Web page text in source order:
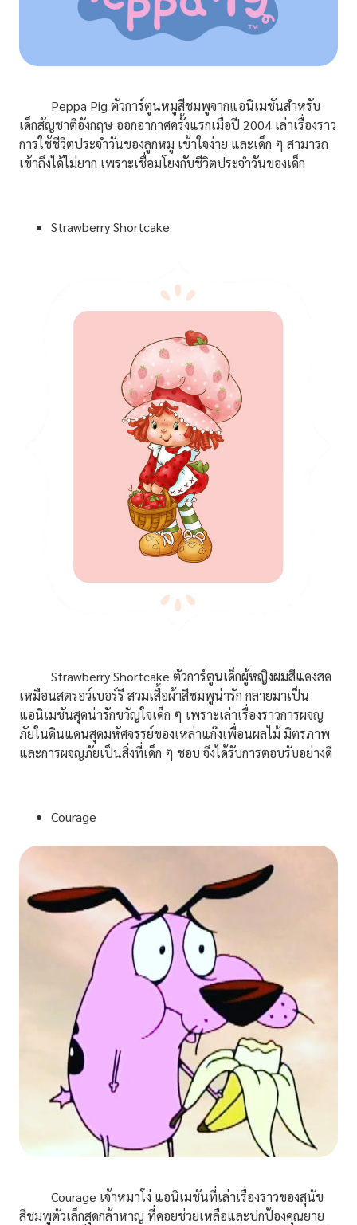
Peppa Pig ตัวการ์ตูนหมูสีชมพูจากแอนิเมชันสำหรับ
เด็กสัญชาติอังกฤษ ออกอากาศครั้งแรกเมื่อปี 2004 เล่าเรื่องราว
การใช้ชีวิตประจำวันของลูกหมู เข้าใจง่าย และเด็ก ๆ สามารถ
เข้าถึงได้ไม่ยาก เพราะเชื่อมโยงกับชีวิตประจำวันของเด็ก
Strawberry Shortcake
Strawberry Shortcake ตัวการ์ตูนเด็กผู้หญิงผมสีแดงสด
เหมือนสตรอว์เบอร์รี สวมเสื้อผ้าสีชมพูน่ารัก กลายมาเป็น
แอนิเมชันสุดน่ารักขวัญใจเด็ก ๆ เพราะเล่าเรื่องราวการผจญ
ภัยในดินแดนสุดมหัศจรรย์ของเหล่าแก๊งเพื่อนผลไม้ มิตรภาพ
และการผจญภัยเป็นสิ่งที่เด็ก ๆ ชอบ จึงได้รับการตอบรับอย่างดี
Courage
Courage เจ้าหมาโง่ แอนิเมชันที่เล่าเรื่องราวของสุนัข
สีชมพูตัวเล็กสุดกล้าหาญ ที่คอยช่วยเหลือและปกป้องคุณยาย